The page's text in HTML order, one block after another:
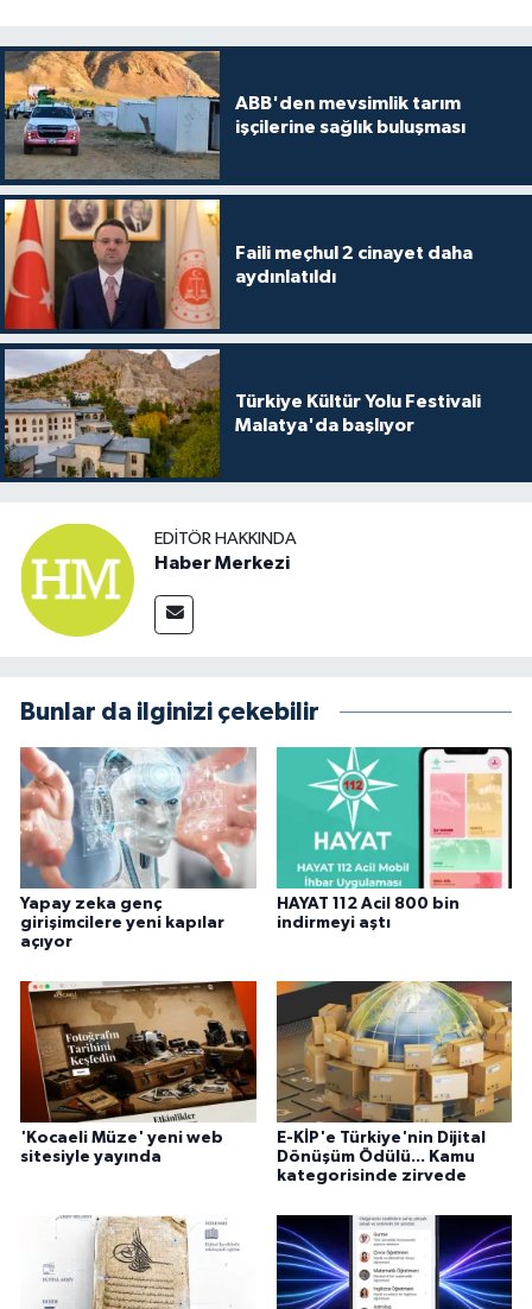
ABB'den mevsimlik tarım
işçilerine sağlık buluşması
Faili meçhul 2 cinayet daha
aydınlatıldı
Türkiye Kültür Yolu Festivali
Malatya'da başlıyor
EDITÖR HAKKINDA
Haber Merkezi
Bunlar da ilginizi çekebilir
Yapay zeka genç
girişimcilere yeni kapılar
açıyor
HAYAT 112 Acil 800 bin
indirmeyi aştı
'Kocaeli Müze' yeni web
sitesiyle yayında
E-KİP'e Türkiye'nin Dijital
Dönüşüm Ödülü... Kamu
kategorisinde zirvede